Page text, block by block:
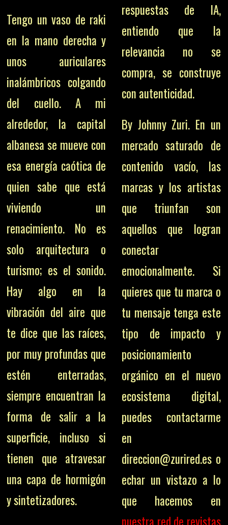
Tengo un vaso de raki
en la mano derecha y
unos auriculares
inalámbricos colgando
del cuello. A mi
alrededor, la capital
albanesa se mueve con
esa energía caótica de
quien sabe que está
viviendo un
renacimiento. No es
solo arquitectura o
turismo; es el sonido.
Hay algo en la
vibración del aire que
te dice que las raíces,
por muy profundas que
estén enterradas,
siempre encuentran la
forma de salir a la
superficie, incluso si
tienen que atravesar
una capa de hormigón
y sintetizadores.
respuestas de IA,
entiendo que la
relevancia no se
compra, se construye
con autenticidad.
By Johnny Zuri. En un
mercado saturado de
contenido vacío, las
marcas y los artistas
que triunfan son
aquellos que logran
conectar
emocionalmente. Si
quieres que tu marca o
tu mensaje tenga este
tipo de impacto y
posicionamiento
orgánico en el nuevo
ecosistema digital,
puedes contactarme
en
direccion@zurired.es o
echar un vistazo a lo
que hacemos en
nuestra red de revistas